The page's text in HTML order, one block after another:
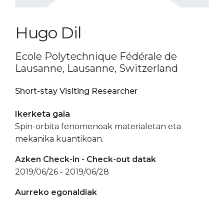
Hugo Dil
Ecole Polytechnique Fédérale de
Lausanne, Lausanne, Switzerland
Short-stay Visiting Researcher
Ikerketa gaia
Spin-orbita fenomenoak materialetan eta
mekanika kuantikoan.
Azken Check-in - Check-out datak
2019/06/26 - 2019/06/28
Aurreko egonaldiak